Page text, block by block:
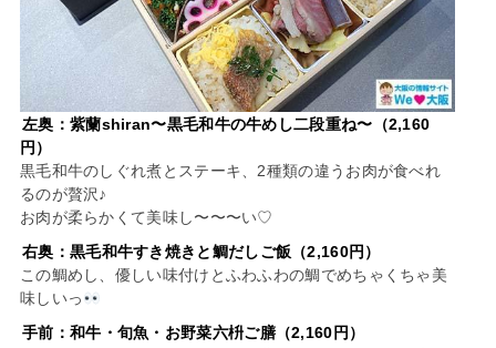
左奥：紫蘭shiran〜黒毛和牛の牛めし二段重ね〜（2,160
円）
黒毛和牛のしぐれ煮とステーキ、2種類の違うお肉が食べれ
るのが贅沢♪
お肉が柔らかくて美味し〜〜〜い♡
右奥：黒毛和牛すき焼きと鯛だしご飯（2,160円）
この鯛めし、優しい味付けとふわふわの鯛でめちゃくちゃ美
味しいっ
手前：和牛・旬魚・お野菜六枡ご膳（2,160円）